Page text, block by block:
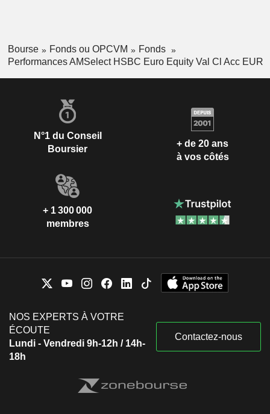
Bourse Fonds ou OPCVM
Fonds
Performances AMSelect HSBC Euro Equity Val Cl Acc EUR
N°1 du Conseil
Boursier
+ de 20 ans
à vos côtés
+ 1 300 000
membres
NOS EXPERTS À VOTRE
ÉCOUTE
Lundi - Vendredi 9h-12h / 14h-
18h
Contactez-nous